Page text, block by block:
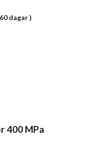
dagar )
400 MPa